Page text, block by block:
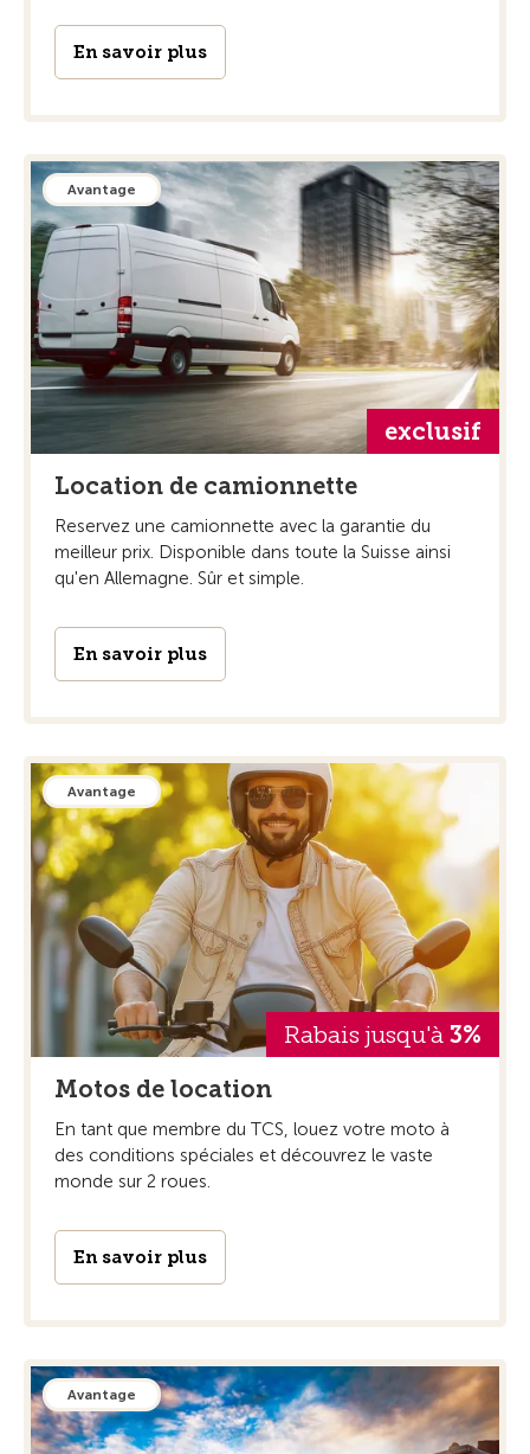
En savoir plus
Avantage
exclusif
Location de camionnette
Reservez une camionnette avec la garantie du
meilleur prix. Disponible dans toute la Suisse ainsi
qu'en Allemagne. Sûr et simple.
En savoir plus
Avantage
Rabais jusqu'à 3%
Motos de location
En tant que membre du TCS, louez votre moto à
des conditions spéciales et découvrez le vaste
monde sur 2 roues.
En savoir plus
Avantage